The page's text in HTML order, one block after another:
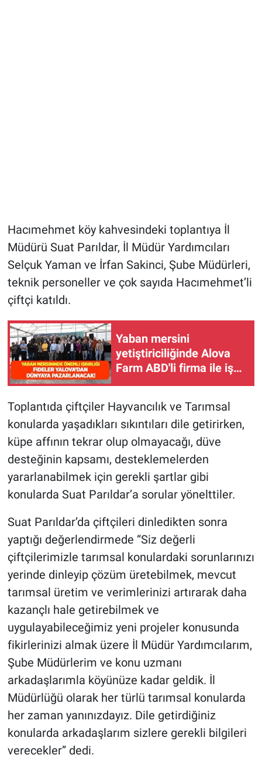
Hacımehmet köy kahvesindeki toplantıya İl
Müdürü Suat Parıldar, İl Müdür Yardımcıları
Selçuk Yaman ve İrfan Sakinci, Şube Müdürleri,
teknik personeller ve çok sayıda Hacımehmet’li
çiftçi katıldı.
Yaban mersini
yetiştiriciliğinde Alova
Farm ABD'li firma ile iş
birliğine gitti! Fideler
pazarlanacak
Toplantıda çiftçiler Hayvancılık ve Tarımsal
konularda yaşadıkları sıkıntıları dile getirirken,
küpe affının tekrar olup olmayacağı, düve
desteğinin kapsamı, desteklemelerden
yararlanabilmek için gerekli şartlar gibi
konularda Suat Parıldar’a sorular yönelttiler.
Suat Parıldar’da çiftçileri dinledikten sonra
yaptığı değerlendirmede “Siz değerli
çiftçilerimizle tarımsal konulardaki sorunlarınızı
yerinde dinleyip çözüm üretebilmek, mevcut
tarımsal üretim ve verimlerinizi artırarak daha
kazançlı hale getirebilmek ve
uygulayabileceğimiz yeni projeler konusunda
fikirlerinizi almak üzere İl Müdür Yardımcılarım,
Şube Müdürlerim ve konu uzmanı
arkadaşlarımla köyünüze kadar geldik. İl
Müdürlüğü olarak her türlü tarımsal konularda
her zaman yanınızdayız. Dile getirdiğiniz
konularda arkadaşlarım sizlere gerekli bilgileri
verecekler” dedi.